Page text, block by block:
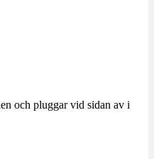
och pluggar vid sidan av i